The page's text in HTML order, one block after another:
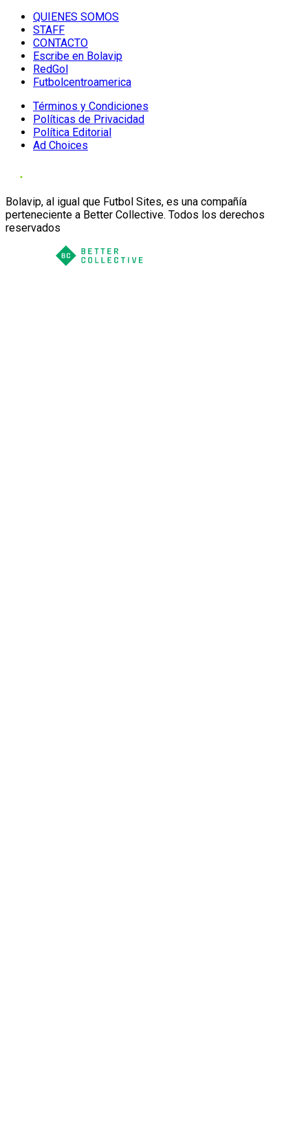
QUIENES SOMOS
STAFF
CONTACTO
Escribe en Bolavip
RedGol
Futbolcentroamerica
Términos y Condiciones
Políticas de Privacidad
Política Editorial
Ad Choices
Bolavip, al igual que Futbol Sites, es una compañía
perteneciente a Better Collective. Todos los derechos
reservados